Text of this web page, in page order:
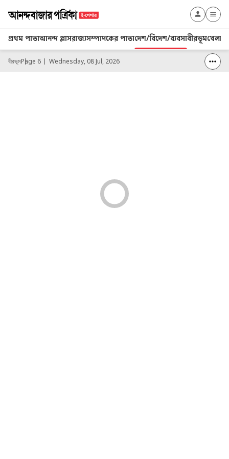
প্রথম পাতাআনন্দ প্লাসরাজ্যসম্পাদকের পাতাদেশ/বিদেশ/ব্যবসাবীরভূমখেলা
বীরভূমPage 6 Wednesday, 08 Jul, 2026